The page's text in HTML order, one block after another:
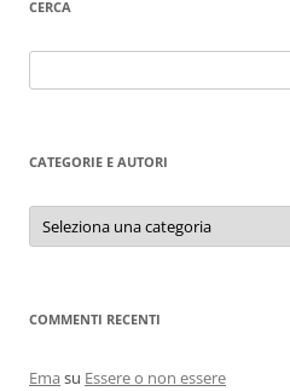
CERCA
per:
CATEGORIE E AUTORI
Categorie
autori
COMMENTI RECENTI
Ema su Essere o non essere